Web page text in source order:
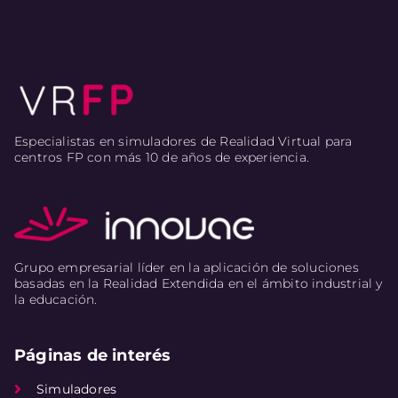
Especialistas en simuladores de Realidad Virtual para
centros FP con más 10 de años de experiencia.
Grupo empresarial líder en la aplicación de soluciones
basadas en la Realidad Extendida en el ámbito industrial y
la educación.
Páginas de interés
Simuladores